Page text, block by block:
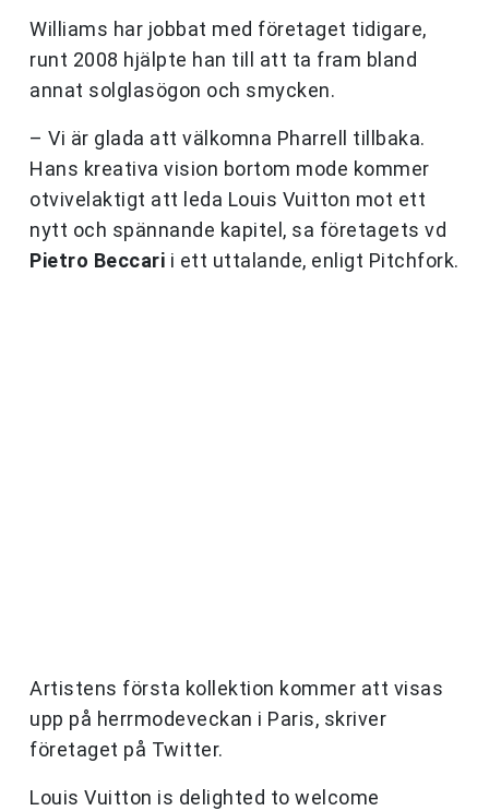
Williams har jobbat med företaget tidigare,
runt 2008 hjälpte han till att ta fram bland
annat solglasögon och smycken.
– Vi är glada att välkomna Pharrell tillbaka.
Hans kreativa vision bortom mode kommer
otvivelaktigt att leda Louis Vuitton mot ett
nytt och spännande kapitel, sa företagets vd
Pietro Beccari i ett uttalande, enligt Pitchfork.
Artistens första kollektion kommer att visas
upp på herrmodeveckan i Paris, skriver
företaget på Twitter.
Louis Vuitton is delighted to welcome